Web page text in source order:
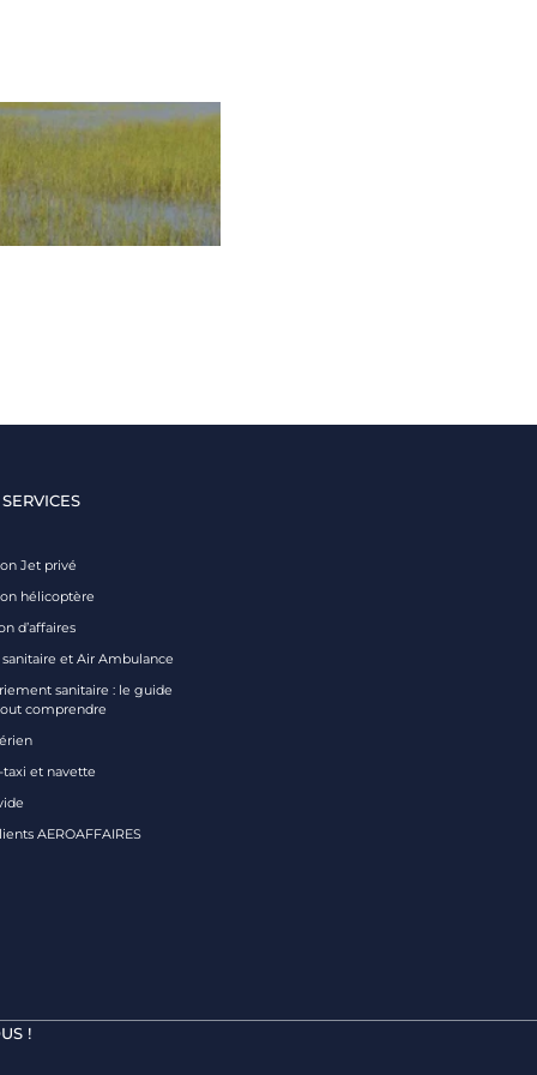
Jet privé
hélicoptère
d’affaires
et Air Ambulance
sanitaire : le guide
comprendre
taxi et navette
AEROAFFAIRES
!